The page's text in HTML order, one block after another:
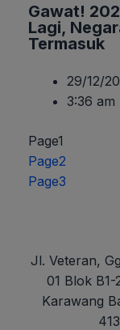
Gawat!
Lagi,
Termasuk
29/12/
3:36 am
Page1
Page2
Page3
Jl. Veteran,
01 Blok B1-
Karawang